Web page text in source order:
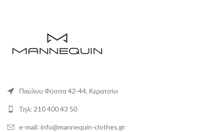
Παύλου Φύσσα 42-44, Κερατσίνι
Τηλ: 210 400 43 50
e-mail: info@mannequin-clothes.gr